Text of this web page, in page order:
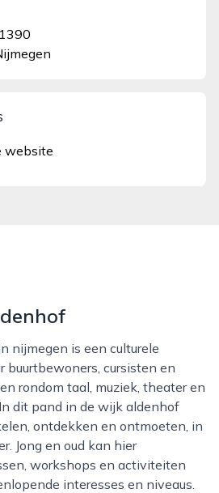
website
cursisten en
rondom taal, muziek, theater en
dit pand in de wijk aldenhof
ontdekken en ontmoeten, in
Jong en oud kan hier
workshops en activiteiten
interesses en niveaus.